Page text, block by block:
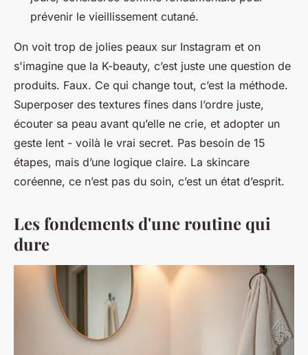
prévenir le vieillissement cutané.
On voit trop de jolies peaux sur Instagram et on
s'imagine que la K-beauty, c’est juste une question de
produits. Faux. Ce qui change tout, c’est la méthode.
Superposer des textures fines dans l’ordre juste,
écouter sa peau avant qu’elle ne crie, et adopter un
geste lent - voilà le vrai secret. Pas besoin de 15
étapes, mais d’une logique claire. La skincare
coréenne, ce n’est pas du soin, c’est un état d’esprit.
Les fondements d'une routine qui
dure